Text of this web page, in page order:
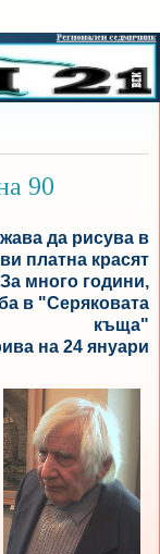
90
да рисува в
платна красят
много години,
в "Серяковата
къща"
на 24 януари